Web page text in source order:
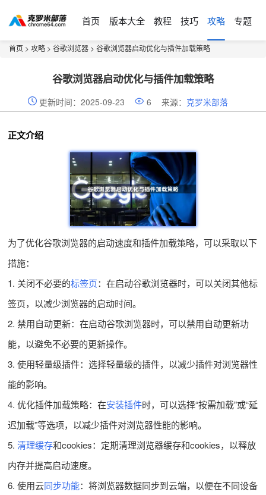
首页 版本大全 教程 技巧 攻略 专题
首页 > 攻略 > 谷歌浏览器 > 谷歌浏览器启动优化与插件加载策略
谷歌浏览器启动优化与插件加载策略
更新时间：2025-09-23 6 来源： 克罗米部落
正文介绍
为了优化谷歌浏览器的启动速度和插件加载策略，可以采取以下
措施：
1. 关闭不必要的标签页：在启动谷歌浏览器时，可以关闭其他标
签页，以减少浏览器的启动时间。
2. 禁用自动更新：在启动谷歌浏览器时，可以禁用自动更新功
能，以避免不必要的更新操作。
3. 使用轻量级插件：选择轻量级的插件，以减少插件对浏览器性
能的影响。
4. 优化插件加载策略：在安装插件时，可以选择“按需加载”或“延
迟加载”等选项，以减少插件对浏览器性能的影响。
5. 清理缓存和cookies：定期清理浏览器缓存和cookies，以释放
内存并提高启动速度。
6. 使用云同步功能：将浏览器数据同步到云端，以便在不同设备